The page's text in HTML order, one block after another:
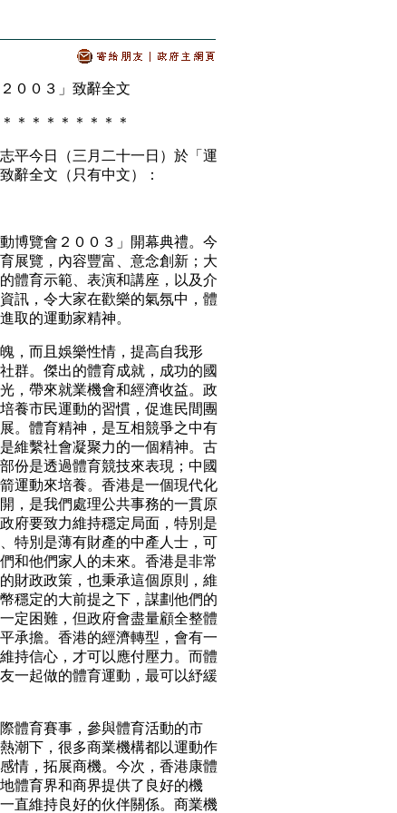
００３」致辭全文
＊＊＊＊＊＊＊＊
今日（三月二十一日）於「運
辭全文（只有中文）：
覽會２００３」開幕典禮。今
展覽，內容豐富、意念創新；大
體育示範、表演和講座，以及介
訊，令大家在歡樂的氣氛中，體
取的運動家精神。
而且娛樂性情，提高自我形
群。傑出的體育成就，成功的國
，帶來就業機會和經濟收益。政
養市民運動的習慣，促進民間團
。體育精神，是互相競爭之中有
維繫社會凝聚力的一個精神。古
份是透過體育競技來表現；中國
運動來培養。香港是一個現代化
，是我們處理公共事務的一貫原
府要致力維持穩定局面，特別是
特別是薄有財產的中產人士，可
和他們家人的未來。香港是非常
財政政策，也秉承這個原則，維
穩定的大前提之下，謀劃他們的
定困難，但政府會盡量顧全整體
承擔。香港的經濟轉型，會有一
持信心，才可以應付壓力。而體
一起做的體育運動，最可以紓緩
育賽事，參與體育活動的市
潮下，很多商業機構都以運動作
情，拓展商機。今次，香港康體
體育界和商界提供了良好的機
直維持良好的伙伴關係。商業機